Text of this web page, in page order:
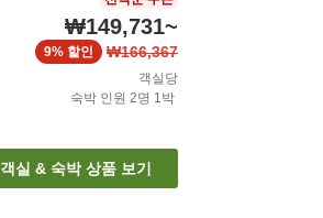
₩149,731~
₩166,367
9% 할인
객실당
숙박 인원 2명 1박
객실 & 숙박 상품 보기